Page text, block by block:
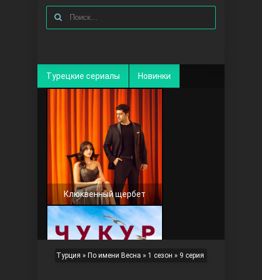
Турецкие сериалы Новинки
Клюквенный щербет
Турция » По имени Весна » 1 сезон » 9 серия